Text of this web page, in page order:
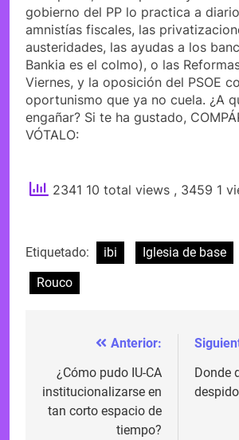
gobierno del PP lo practica a
amnistías fiscales, las
austeridades, las ayudas a los
Bankia es el colmo), o las
Viernes, y la oposición del PSOE
oportunismo que ya no cuela. ¿A
engañar? Si te ha gustado,
VÓTALO:
2341 10 total views , 3459 1
Etiquetado: ibi Iglesia de base
Rouco
Navegación
de
entradas
Anterior:
¿Cómo pudo IU-CA
institucionalizarse en
tan corto espacio de
tiempo?
Donde